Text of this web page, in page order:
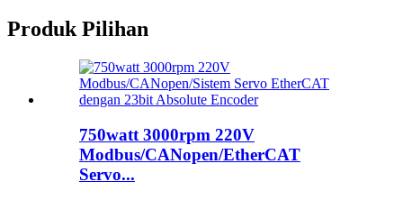
Produk Pilihan
750watt 3000rpm 220V
Modbus/CANopen/EtherCAT
Servo...